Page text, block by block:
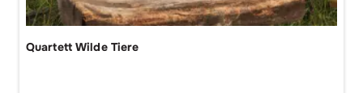
Quartett Wilde Tiere